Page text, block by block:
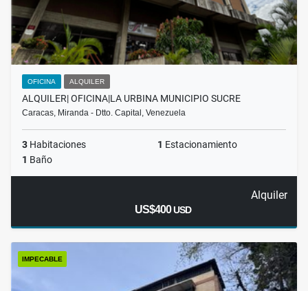
OFICINA ALQUILER
ALQUILER| OFICINA|LA URBINA MUNICIPIO SUCRE
Caracas, Miranda - Dtto. Capital, Venezuela
3 Habitaciones 1 Estacionamiento
1 Baño
Alquiler
US$400USD
IMPECABLE